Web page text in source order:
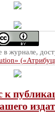
в журнале,